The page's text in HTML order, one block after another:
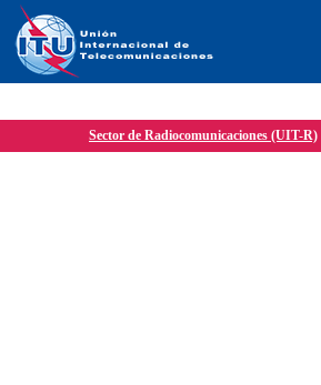
Sector de Radiocomunicaciones (UIT-R)